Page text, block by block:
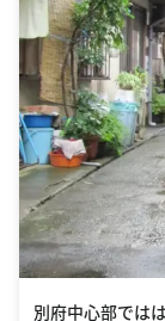
別府中心部では